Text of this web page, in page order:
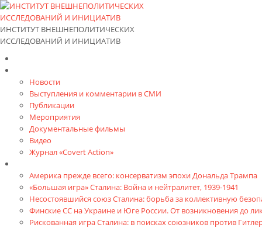
ИНСТИТУТ ВНЕШНЕПОЛИТИЧЕСКИХ
ИССЛЕДОВАНИЙ И ИНИЦИАТИВ
Новости
Выступления и коммента­рии в СМИ
Публикации
Мероприятия
Документальные фильмы
Видео
Журнал «Covert Action»
Америка прежде всего: консерватизм эпохи Дональда Трампа
«Большая игра» Сталина: Война и нейтралитет, 1939-1941
Несостоявшийся союз Сталина: борьба за коллективную
Финские СС на Украине и Юге России. От возникновения до
Рискованная игра Сталина: в поисках союзников против